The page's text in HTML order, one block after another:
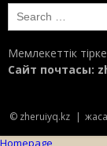
Search
for:
Мемлекеттік
Сайт почтасы:
© zheruiyq.kz |
Homepage